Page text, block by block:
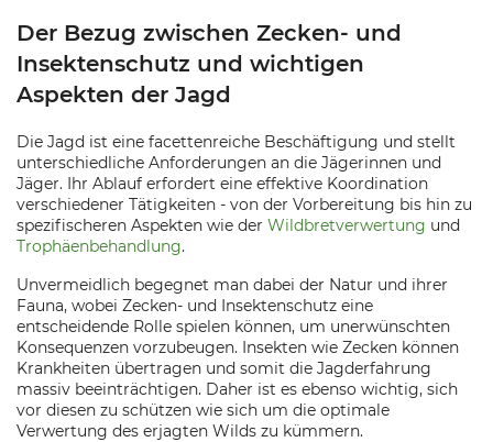
Der Bezug zwischen Zecken- und
Insektenschutz und wichtigen
Aspekten der Jagd
Die Jagd ist eine facettenreiche Beschäftigung und stellt
unterschiedliche Anforderungen an die Jägerinnen und
Jäger. Ihr Ablauf erfordert eine effektive Koordination
verschiedener Tätigkeiten - von der Vorbereitung bis hin zu
spezifischeren Aspekten wie der Wildbretverwertung und
Trophäenbehandlung.
Unvermeidlich begegnet man dabei der Natur und ihrer
Fauna, wobei Zecken- und Insektenschutz eine
entscheidende Rolle spielen können, um unerwünschten
Konsequenzen vorzubeugen. Insekten wie Zecken können
Krankheiten übertragen und somit die Jagderfahrung
massiv beeinträchtigen. Daher ist es ebenso wichtig, sich
vor diesen zu schützen wie sich um die optimale
Verwertung des erjagten Wilds zu kümmern.